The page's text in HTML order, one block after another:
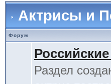
Актрисы и
Форум
Раздел